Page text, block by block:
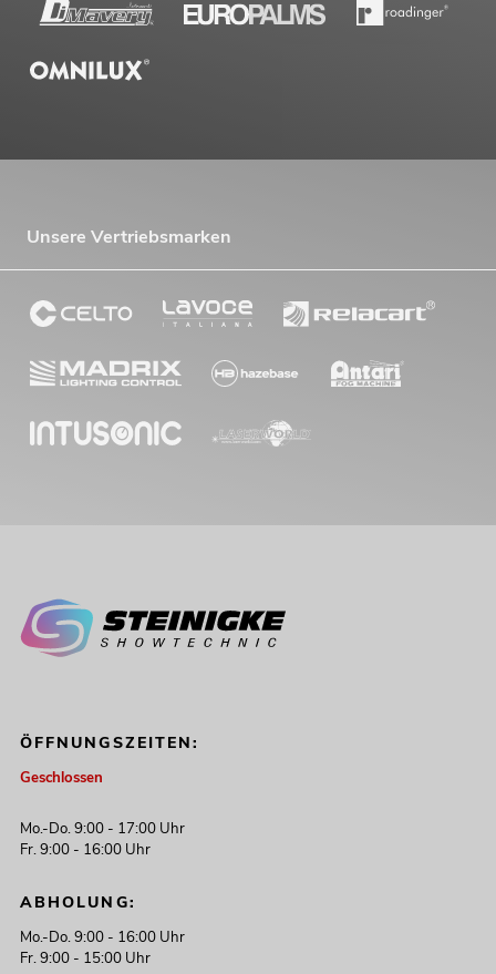
Unsere Vertriebsmarken
ÖFFNUNGSZEITEN:
Geschlossen
Mo.-Do. 9:00 - 17:00 Uhr
Fr. 9:00 - 16:00 Uhr
ABHOLUNG:
Mo.-Do. 9:00 - 16:00 Uhr
Fr. 9:00 - 15:00 Uhr